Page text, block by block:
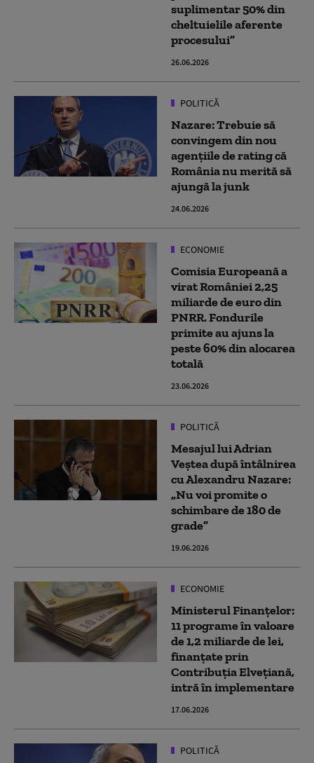
suplimentar 50% din
cheltuielile aferente
procesului”
26.06.2026
POLITICĂ
Nazare: Trebuie să
convingem din nou
agențiile de rating că
România nu merită să
ajungă la junk
24.06.2026
ECONOMIE
Comisia Europeană a
virat României 2,25
miliarde de euro din
PNRR. Fondurile
primite au ajuns la
peste 60% din alocarea
totală
23.06.2026
POLITICĂ
Mesajul lui Adrian
Veștea după întâlnirea
cu Alexandru Nazare:
„Nu voi promite o
schimbare de 180 de
grade”
19.06.2026
ECONOMIE
Ministerul Finanţelor:
11 programe în valoare
de 1,2 miliarde de lei,
finanţate prin
Contribuţia Elveţiană,
intră în implementare
17.06.2026
POLITICĂ